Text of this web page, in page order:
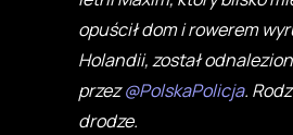
opuścił dom i rowerem
Holandii, został
przez@PolskaPolicja.
drodze.